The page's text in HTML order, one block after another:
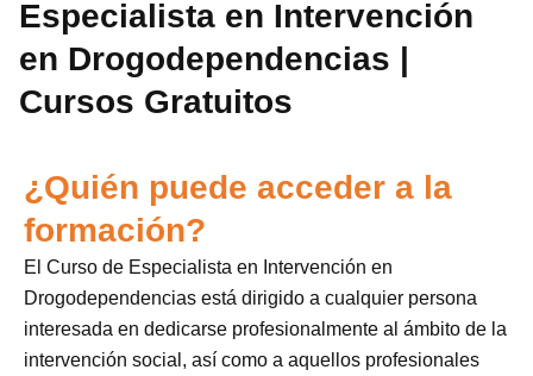
Especialista en Intervención
en Drogodependencias |
Cursos Gratuitos
¿Quién puede acceder a la
formación?
El Curso de Especialista en Intervención en
Drogodependencias está dirigido a cualquier persona
interesada en dedicarse profesionalmente al ámbito de la
intervención social, así como a aquellos profesionales